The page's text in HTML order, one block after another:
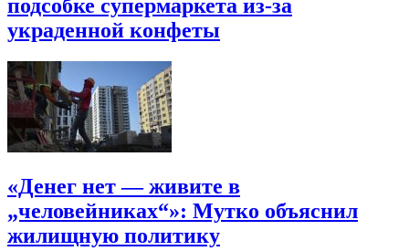
подсобке супермаркета из-за
украденной конфеты
«Денег нет — живите в
„человейниках“»: Мутко объяснил
жилищную политику